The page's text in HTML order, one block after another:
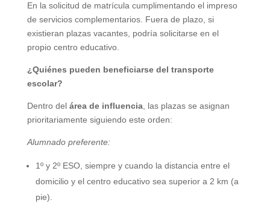
En la solicitud de matrícula cumplimentando el impreso
de servicios complementarios. Fuera de plazo, si
existieran plazas vacantes, podría solicitarse en el
propio centro educativo.
¿Quiénes pueden beneficiarse del transporte
escolar?
Dentro del área de influencia, las plazas se asignan
prioritariamente siguiendo este orden:
Alumnado preferente:
1º y 2º ESO, siempre y cuando la distancia entre el
domicilio y el centro educativo sea superior a 2 km (a
pie).